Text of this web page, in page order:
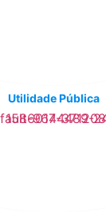
Utilidade Pública